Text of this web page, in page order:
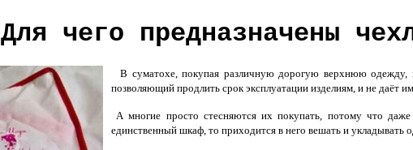
Для чего предназначены
В суматохе, покупая различную дорогую верхнюю одежду,
позволяющий продлить срок эксплуатации изделиям, и не даёт
А многие просто стесняются их покупать, потому что
единственный шкаф, то приходится в него вешать и укладывать